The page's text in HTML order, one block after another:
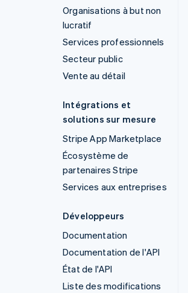
Organisations à but non
lucratif
Services professionnels
Secteur public
Vente au détail
Intégrations et
solutions sur mesure
Stripe App Marketplace
Écosystème de
partenaires Stripe
Services aux entreprises
Développeurs
Documentation
Documentation de l'API
État de l'API
Liste des modifications